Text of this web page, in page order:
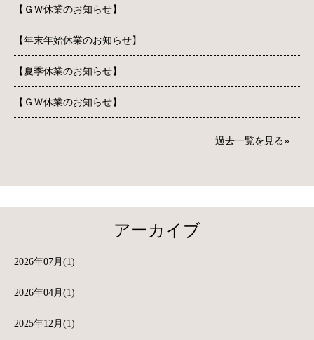
【ＧＷ休業のお知らせ】
【年末年始休業のお知らせ】
【夏季休業のお知らせ】
【ＧＷ休業のお知らせ】
過去一覧を見る
アーカイブ
2026年07月(1)
2026年04月(1)
2025年12月(1)